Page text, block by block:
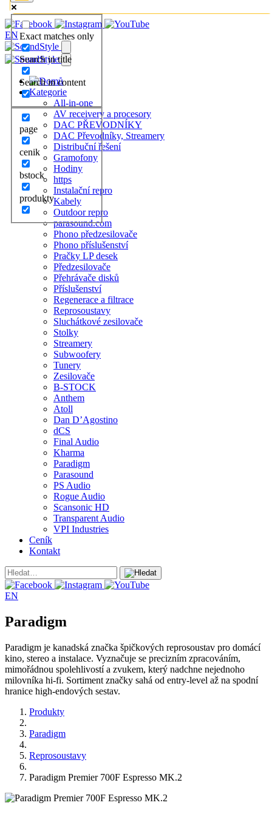
Exact matches only
Search in title
Search in content
page
cenik
bstock
produkty
EN
Kategorie
All-in-one
AV receivery a procesory
DAC PŘEVODNÍKY
DAC Převodníky, Streamery
Distribuční řešení
Gramofony
Hodiny
https
Instalační repro
Kabely
Outdoor repro
parasound.com
Phono předzesilovače
Phono příslušenství
Pračky LP desek
Předzesilovače
Přehrávače disků
Příslušenství
Regenerace a filtrace
Reprosoustavy
Sluchátkové zesilovače
Stolky
Streamery
Subwoofery
Tunery
Zesilovače
B-STOCK
Anthem
Atoll
Dan D’Agostino
dCS
Final Audio
Kharma
Paradigm
Parasound
PS Audio
Rogue Audio
Scansonic HD
Transparent Audio
VPI Industries
Ceník
Kontakt
EN
Paradigm
Paradigm je kanadská značka špičkových reprosoustav pro domácí
kino, stereo a instalace. Vyznačuje se precizním zpracováním,
mimořádnou spolehlivostí a zvukem, který nadchne nejednoho
milovníka hi-fi. Sortiment značky sahá od entry-level až na spodní
hranice high-endových sestav.
Produkty
Paradigm
Reprosoustavy
Paradigm Premier 700F Espresso MK.2